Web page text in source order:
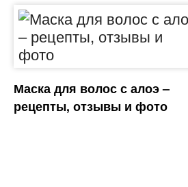
Маска для волос с алоэ –
рецепты, отзывы и фото